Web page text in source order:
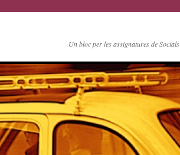
Un bloc per les assignatures de Socials